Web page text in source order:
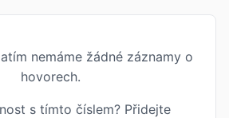
nemáme žádné záznamy o
hovorech.
s tímto číslem? Přidejte